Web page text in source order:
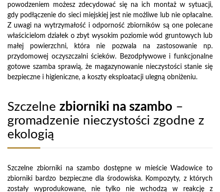
powodzeniem możesz zdecydować się na ich montaż w sytuacji,
gdy podłączenie do sieci miejskiej jest nie możliwe lub nie opłacalne.
Z uwagi na wytrzymałość i odporność zbiorników są one polecane
właścicielom działek o zbyt wysokim poziomie wód gruntowych lub
małej powierzchni, która nie pozwala na zastosowanie np.
przydomowej oczyszczalni ścieków. Bezodpływowe i funkcjonalne
gotowe szamba sprawią, że magazynowanie nieczystości stanie się
bezpieczne i higieniczne, a koszty eksploatacji ulegną obniżeniu.
Szczelne zbiorniki na szambo –
gromadzenie nieczystości zgodne z
ekologią
Szczelne zbiorniki na szambo dostępne w mieście Wadowice to
zbiorniki bardzo bezpieczne dla środowiska. Kompozyty, z których
zostały wyprodukowane, nie tylko nie wchodzą w reakcję z